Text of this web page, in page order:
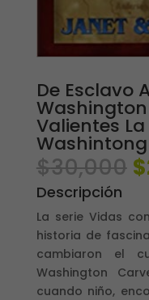
De Esclavo
Valientes
$30,000 El
$
Descripción
La serie Vidas
historia de
cambiaron el
Washington
cuando niño,